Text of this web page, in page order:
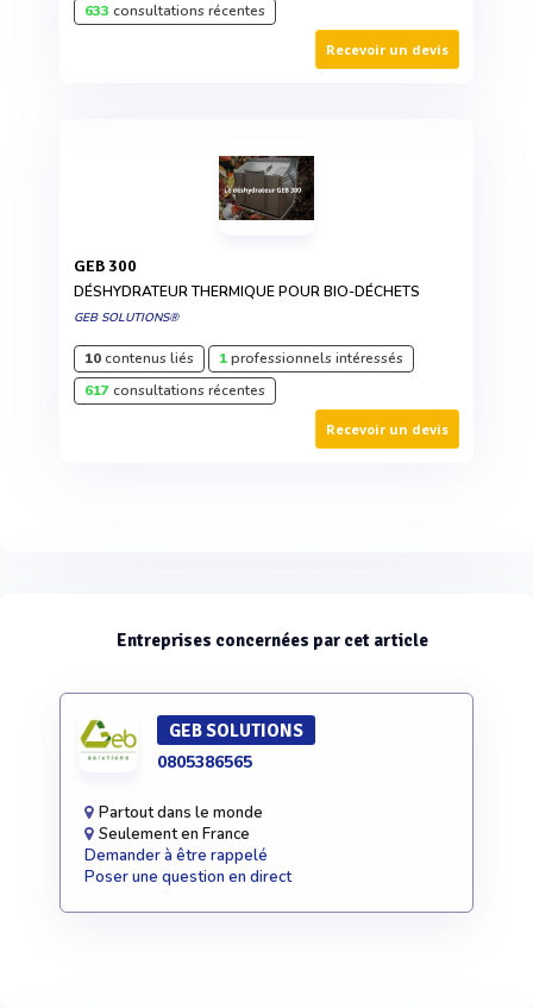
633 consultations récentes
Recevoir un devis
GEB 300
DÉSHYDRATEUR THERMIQUE POUR BIO-DÉCHETS
GEB SOLUTIONS®
10contenus liés 1professionnels intéressés
617consultations récentes
Recevoir un devis
Entreprises concernées par cet article
GEB SOLUTIONS
0805386565
Partout dans le monde
Seulement en France
Demander à être rappelé
Poser une question en direct